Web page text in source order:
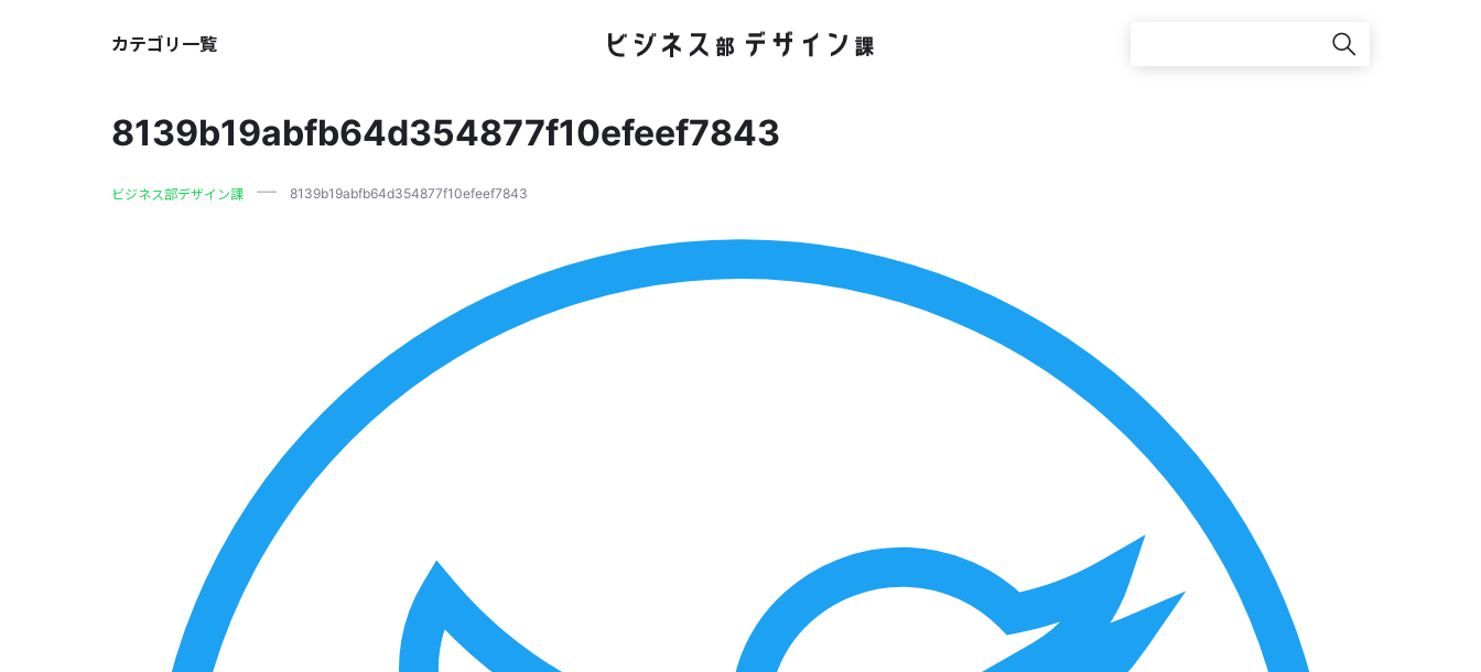
カテゴリ一覧
8139b19abfb64d354877f10efeef7843
ビジネス部デザイン課 8139b19abfb64d354877f10efeef7843